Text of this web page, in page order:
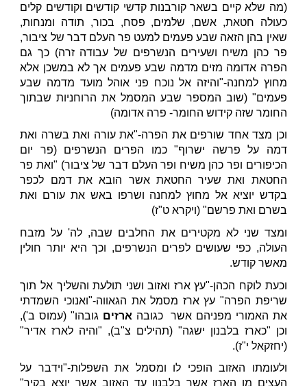
(מה שלא קיים בשאר קורבנות קדשי קודשים וקודשים קלים
כעולה חטאת, אשם, שלמים, פסח, בכור, תודה ומנחות,
שאין בהן הזאה שבע פעמים למעט פר העלם דבר של ציבור,
פר כהן משיח ושעירים הנשרפים של עבודה זרה) כך גם
הפרה אדומה מזים מדמה שבע פעמים אך לא במשכן אלא
מחוץ למחנה-"והיזה אל נוכח פני אוהל מועד מדמה שבע
פעמים" (שוב המספר שבע המסמל את הרוחניות שבתוך
החומר שזה קידוש החומר- פרה אדומה)
וכן מצד אחד שורפים את הפרה-"את עורה ואת בשרה ואת
דמה על פרשה ישרוף" כמו הפרים הנשרפים (פר יום
הכיפורים ופר כהן משיח ופר העלם דבר של ציבור) "ואת פר
החטאת ואת שעיר החטאת אשר הובא את דמם לכפר
בקדש יוציא אל מחוץ למחנה ושרפו באש את עורם ואת
בשרם ואת פרשם" (ויקרא ט"ז)
ומצד שני לא מקטירים את החלבים שבה, לה' על מזבח
העולה, כפי שעושים לפרים הנשרפים, וכך היא יותר חולין
מאשר קודש.
וכעת לוקח הכהן-"עץ ארז ואזוב ושני תולעת והשליך אל תוך
שריפת הפרה" עץ ארז מסמל את הגאווה-"ואנוכי השמדתי
את האמורי מפניהם אשר כגובה ארזים גובהו" (עמוס ב'),
וכן "כארז בלבנון ישגה" (תהילים צ"ב), "והיה לארז אדיר"
(יחזקאל י"ז).
ולעומתו האזוב הופכי לו ומסמל את השפלות-"וידבר על
העצים מן הארז אשר בלבנון עד האזוב אשר יוצא בקיר"